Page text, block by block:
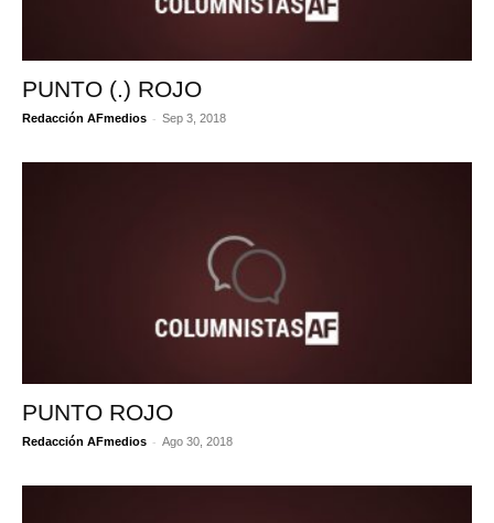
PUNTO (.) ROJO
Redacción AFmedios - Sep 3, 2018
PUNTO ROJO
Redacción AFmedios - Ago 30, 2018